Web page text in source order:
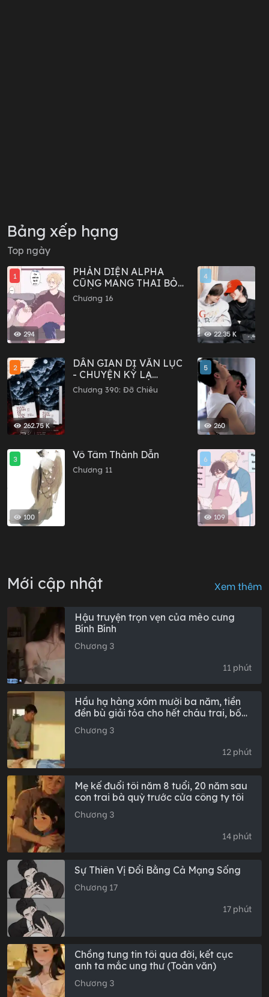
Bảng xếp hạng
Top ngày
294
1
PHẢN DIỆN ALPHA
CŨNG MANG THAI BỎ
TRỐN SAO?
Chương 16
262.75 K
2
DÂN GIAN DỊ VĂN LỤC
- CHUYỆN KỲ LẠ
TRONG DÂN GIAN
Chương 390: Đỡ Chiêu
100
3 Vô Tâm Thành Dẫn
Chương 11
22.35 K
4
260
5
109
6
Mới cập nhật Xem thêm
Hậu truyện trọn vẹn của mèo cưng
Bính Bính
Chương 3
11 phút
Hầu hạ hàng xóm mười ba năm, tiền
đền bù giải tỏa cho hết cháu trai, bốn
ngày sau tôi thắng lớn: Hậu truyện
trọn bộ
Chương 3
12 phút
Mẹ kế đuổi tôi năm 8 tuổi, 20 năm sau
con trai bà quỳ trước cửa công ty tôi
Chương 3
14 phút
Sự Thiên Vị Đổi Bằng Cả Mạng Sống
Chương 17
17 phút
Chồng tung tin tôi qua đời, kết cục
anh ta mắc ung thư (Toàn văn)
Chương 3